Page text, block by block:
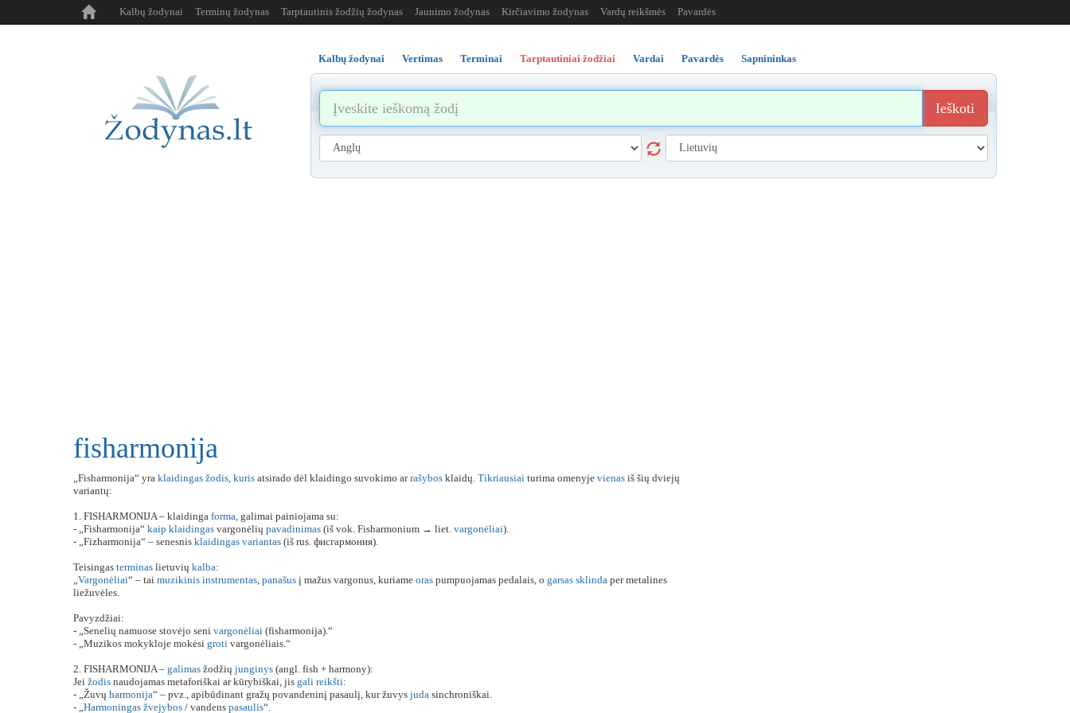
Kalbų žodynai Terminų žodynas Tarptautinis žodžių žodynas Jaunimo žodynas Kirčiavimo žodynas Vardų reikšmės Pavardės
Kalbų žodynai Vertimas Terminai Tarptautiniai žodžiai Vardai Pavardės Sapnininkas
Ieškoti
fisharmonija
„Fisharmonija“ yra klaidingas žodis, kuris atsirado dėl klaidingo suvokimo arrašybos klaidų. Tikriausiai turima omenyje vienas iš šių dviejų
variantų:
1. FISHARMONIJA – klaidinga forma, galimai painiojama su:
- „Fisharmonija“ kaip klaidingas vargonėlių pavadinimas (iš vok. Fisharmonium → liet. vargonėliai).
- „Fizharmonija“ – senesnis klaidingas variantas (iš rus. фисгармония).
Teisingas terminas lietuvių kalba:
„Vargonėliai“ – tai muzikinis instrumentas, panašus į mažus vargonus, kuriame oras pumpuojamas pedalais, o garsas sklinda per metalines
liežuvėles.
Pavyzdžiai:
- „Senelių namuose stovėjo seni vargonėliai (fisharmonija).“
- „Muzikos mokykloje mokėsi groti vargonėliais.“
2. FISHARMONIJA – galimas žodžių junginys (angl. fish + harmony):
Jei žodis naudojamas metaforiškai ar kūrybiškai, jis gali reikšti:
- „Žuvų harmonija“ – pvz., apibūdinant gražų povandeninį pasaulį, kur žuvys juda sinchroniškai.
- „Harmoningas žvejybos / vandens pasaulis“.